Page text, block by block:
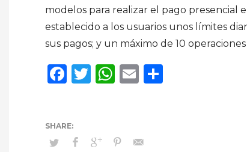
modelos para realizar el pago presencial
establecido a los usuarios unos límites
sus pagos; y un máximo de 10
Facebook
Twitter
WhatsApp
Email